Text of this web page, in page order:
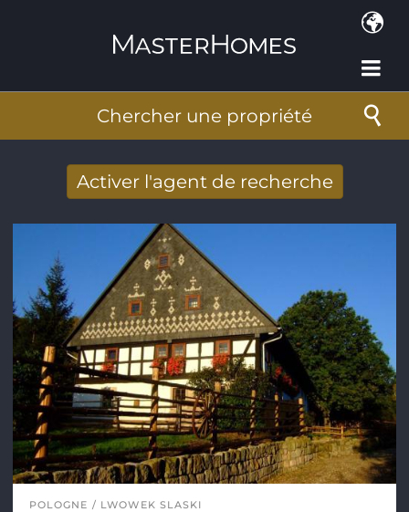
Chercher une propriété
Activer l'agent de recherche
par Email
Adresse de courriel
POLOGNE LWOWEK SLASKI